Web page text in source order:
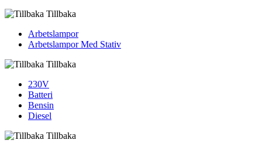
Tillbaka
Arbetslampor
Arbetslampor Med Stativ
Tillbaka
230V
Batteri
Bensin
Diesel
Tillbaka